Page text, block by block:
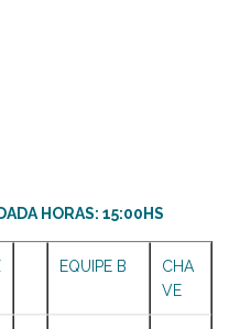
HORAS: 15:00HS
EQUIPE B
CHA
VE